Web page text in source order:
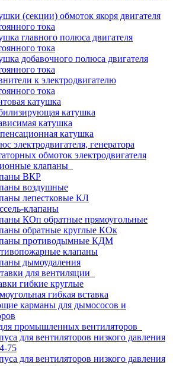
(секции) обмоток якоря двигателя
тока
главного полюса двигателя
тока
добавочного полюса двигателя
тока
к электродвигателю
тока
катушка
катушка
катушка
катушка
электродвигателя, генератора
обмоток электродвигателя
клапаны
ВКР
воздушные
лепестковые КЛ
клапаны
КОп обратные прямоугольные
обратные круглые КОк
противодымные КДМ
клапаны
дымоудаления
для вентиляции
гибкие круглые
гибкая вставка
карманы для дымососов и
промышленных вентиляторов
для вентиляторов низкого давления
75
для вентиляторов низкого давления